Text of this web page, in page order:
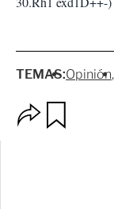
TEMAS:Opinión
p